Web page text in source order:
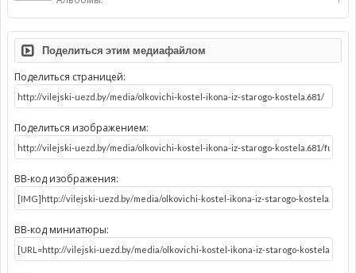
Поделиться этим медиафайлом
Поделиться страницей:
Поделиться изображением:
BB-код изображения:
BB-код миниатюры: